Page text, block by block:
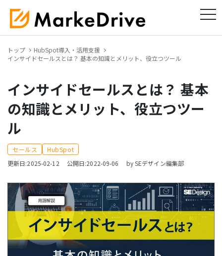
トップ
HubSpot導入・活用支援
インサイドセールスとは？ 基本の知識とメリット、役立つツール
インサイドセールスとは？ 基本
の知識とメリット、役立つツー
ル
セールス
HubSpot
更新日:2025-02-12
公開日:2022-09-06 by SEデザイン編集部